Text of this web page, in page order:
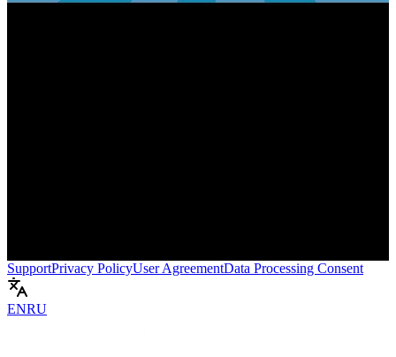
SupportPrivacy PolicyUser AgreementData Processing Consent
ENRU